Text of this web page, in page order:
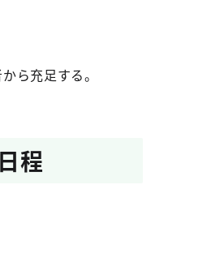
ら充足する。
程